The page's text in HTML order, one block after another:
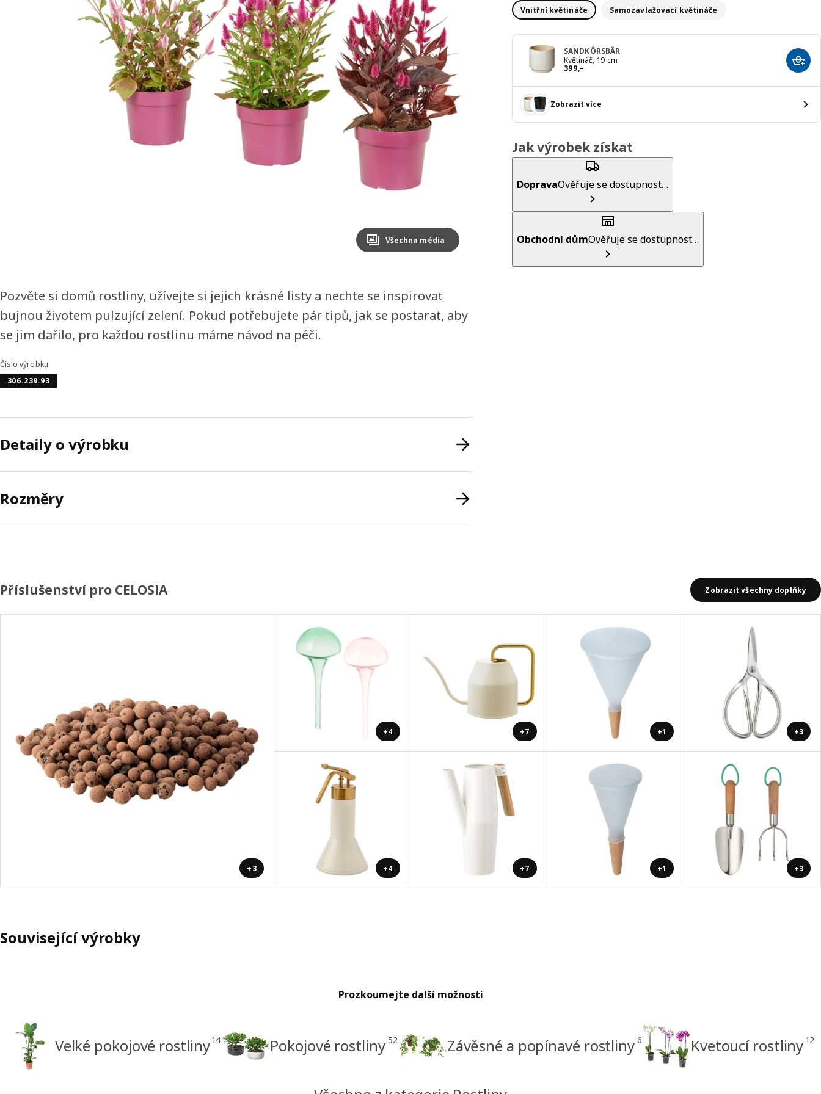
Image zoomed out, normal view
Všechna média
Vnitřní květináče Samozavlažovací květináče
SANDKÖRSBÄR
Květináč, 19 cm
399,–
Cena 399,–
Zobrazit více
Jak výrobek získat
DopravaOvěřuje se dostupnost…
Obchodní důmOvěřuje se dostupnost…
Pozvěte si domů rostliny, užívejte si jejich krásné listy a nechte se inspirovat
bujnou životem pulzující zelení. Pokud potřebujete pár tipů, jak se postarat, aby
se jim dařilo, pro každou rostlinu máme návod na péči.
Číslo výrobku
306.239.93
Detaily o výrobku
Rozměry
Příslušenství pro CELOSIA Zobrazit všechny doplňky
+3
+4 +7 +1 +3
+4 +7 +1 +3
Související výrobky
Prozkoumejte další možnosti
Velké pokojové rostliny 14 Pokojové rostliny 52 Závěsné a popínavé rostliny 6 Kvetoucí rostliny 12